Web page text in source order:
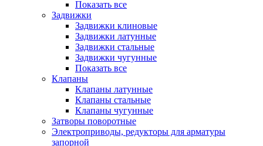
Показать все
Задвижки
Задвижки клиновые
Задвижки латунные
Задвижки стальные
Задвижки чугунные
Показать все
Клапаны
Клапаны латунные
Клапаны стальные
Клапаны чугунные
Затворы поворотные
Электроприводы, редукторы для арматуры
запорной